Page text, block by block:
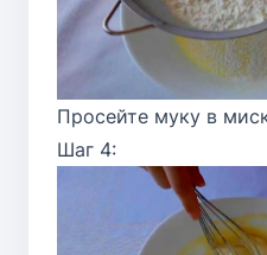
Просейте муку в
Шаг 4: